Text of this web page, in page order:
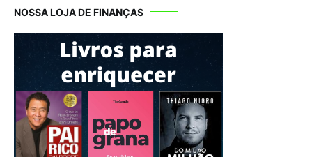
NOSSA LOJA DE FINANÇAS